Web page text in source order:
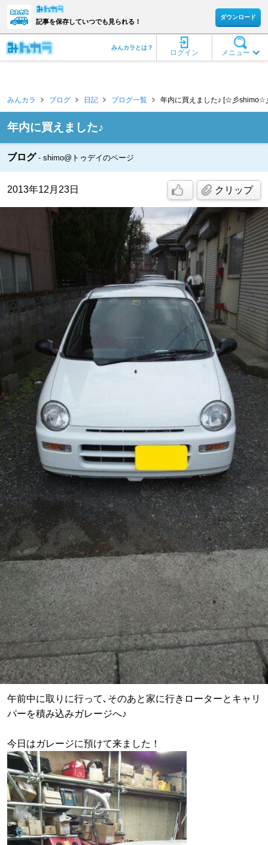
記事を保存していつでも見られる！
ダウンロード
メニュー
ログイン
みんカラとは？
みんカラ ブログ 日記 ブログ一覧 年内に買えました♪ [☆彡shimo☆
年内に買えました♪
ブログ shimo@トゥデイのページ
2013年12月23日 クリップ
午前中に取りに行って､そのあと家に行きローターとキャリ
パーを積み込みガレージへ♪
今日はガレージに預けて来ました！